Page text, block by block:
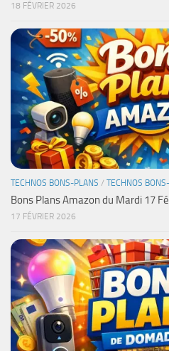
18 FÉVRIER 2026
TECHNOS BONS-PLANS / TECHNOS
Bons Plans Amazon du Mardi 17
17 FÉVRIER 2026